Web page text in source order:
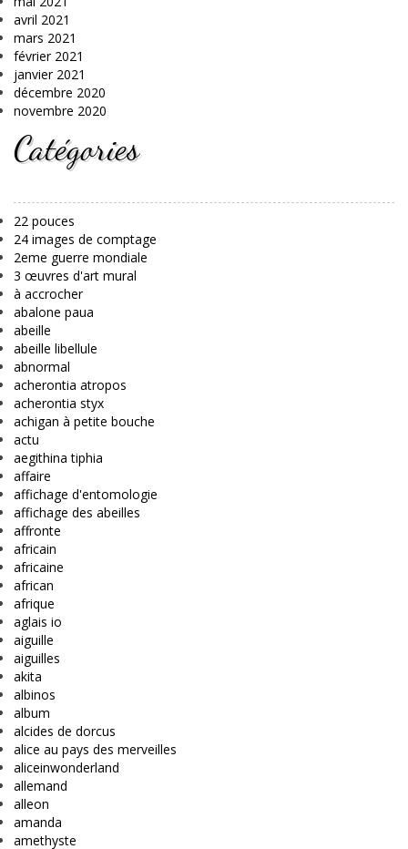
avril 2021
mars 2021
février 2021
janvier 2021
décembre 2020
novembre 2020
Catégories
22 pouces
24 images de comptage
2eme guerre mondiale
3 œuvres d'art mural
à accrocher
abalone paua
abeille
abeille libellule
abnormal
acherontia atropos
acherontia styx
achigan à petite bouche
actu
aegithina tiphia
affaire
affichage d'entomologie
affichage des abeilles
affronte
africain
africaine
african
afrique
aglais io
aiguille
aiguilles
akita
albinos
album
alcides de dorcus
alice au pays des merveilles
aliceinwonderland
allemand
alleon
amanda
amethyste